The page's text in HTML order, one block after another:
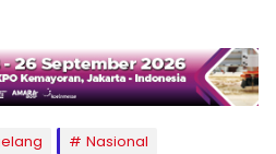
Nasional